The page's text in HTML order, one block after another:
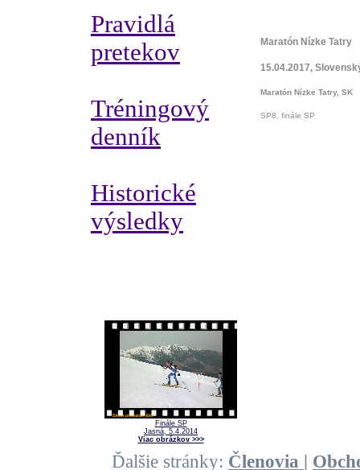
Pravidlá
pretekov
Tréningový
denník
Historické
výsledky
Finále SP
Jasná, 5.4.2014
Viac obrázkov >>>
Maratón Nízke Tatry
15.04.2017,
Maratón Nízke Tatry, SK
SP8, finále SP
Ďalšie stránky: Členovia |